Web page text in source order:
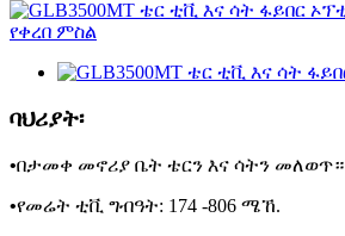
ባህሪያት፡
•በታመቀ መኖሪያ ቤት ቴርን እና ሳትን መለወጥ።
•የመሬት ቲቪ ግብዓት: 174 -806 ሜኸ.